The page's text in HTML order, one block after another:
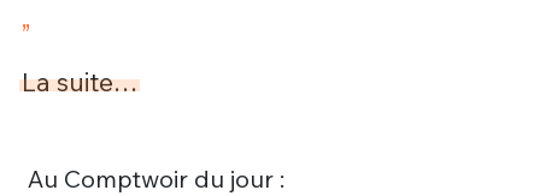
”
La suite…
Au Comptwoir du jour :